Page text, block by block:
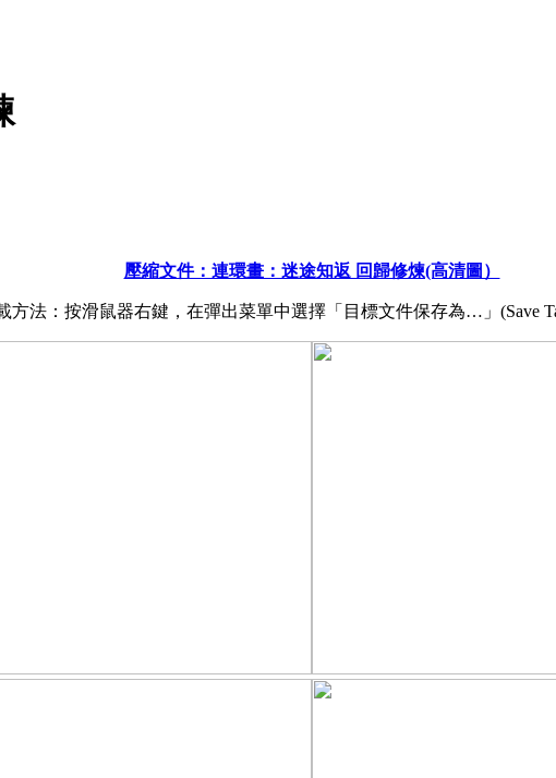
壓縮文件：連環畫：迷途知返 回歸修煉(高清圖）
方法：按滑鼠器右鍵，在彈出菜單中選擇「目標文件保存為…」(Save